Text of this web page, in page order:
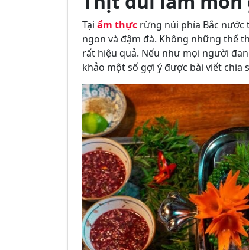
Tại ẩm thực rừng núi phía Bắc
ngon và đậm đà. Không những thế
rất hiệu quả. Nếu như mọi người
khảo một số gợi ý được bài viết chia